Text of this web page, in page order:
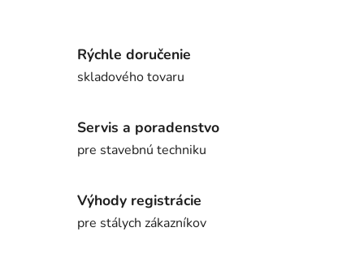
Rýchle doručenie
skladového tovaru
Servis a poradenstvo
pre stavebnú techniku
Výhody registrácie
pre stálych zákazníkov